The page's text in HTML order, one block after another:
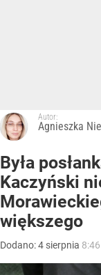
Autor:
Agnieszka
Była
Kaczyński
większego
Dodano:4 sierpnia 8:46